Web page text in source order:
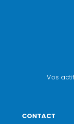
Vos
CONTACT